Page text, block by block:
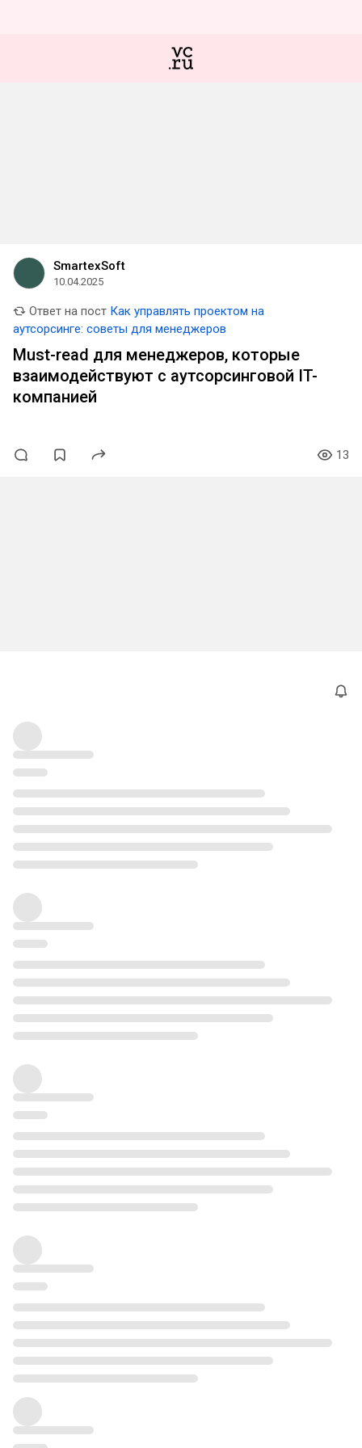
SmartexSoft
10.04.2025
Ответ на пост Как управлять проектом на
аутсорсинге: советы для менеджеров
Must-read для менеджеров, которые
взаимодействуют с аутсорсинговой IT-
компанией
13